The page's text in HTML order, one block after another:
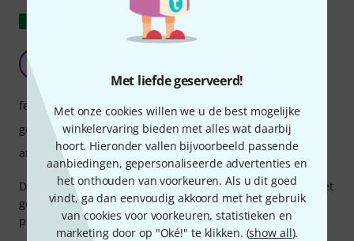
Met liefde geserveerd!
Met onze cookies willen we u de best mogelijke
winkelervaring bieden met alles wat daarbij
hoort. Hieronder vallen bijvoorbeeld passende
aanbiedingen, gepersonaliseerde advertenties en
het onthouden van voorkeuren. Als u dit goed
vindt, ga dan eenvoudig akkoord met het gebruik
van cookies voor voorkeuren, statistieken en
marketing door op "Oké!" te klikken. (show all).
Origineel tonen
SB
Salvo Braccio 05.03.2024
De speakers zijn super krachtig en zonder vervorming is het
geluid spectaculair. Ik raad dit product aan omdat het zeer
professioneel is. Ik ben erg blij dat ik het heb gekocht.
features
geluid
afwerking